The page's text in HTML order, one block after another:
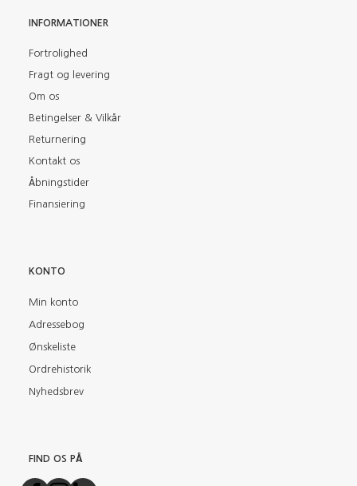
INFORMATIONER
Fortrolighed
Fragt og levering
Om os
Betingelser & Vilkår
Returnering
Kontakt os
Åbningstider
Finansiering
KONTO
Min konto
Adressebog
Ønskeliste
Ordrehistorik
Nyhedsbrev
FIND OS PÅ